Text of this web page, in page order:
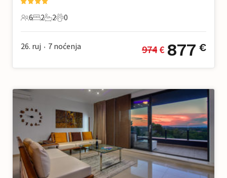
6 Gosti
6
2 Spavaće sobe
2
2 Kupaonice
2
0 Kućni ljubimac
0
26. ruj • 7 noćenja 974 € 877 €